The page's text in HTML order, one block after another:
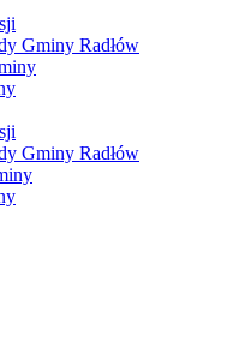
Gminy Radłów
Gminy Radłów